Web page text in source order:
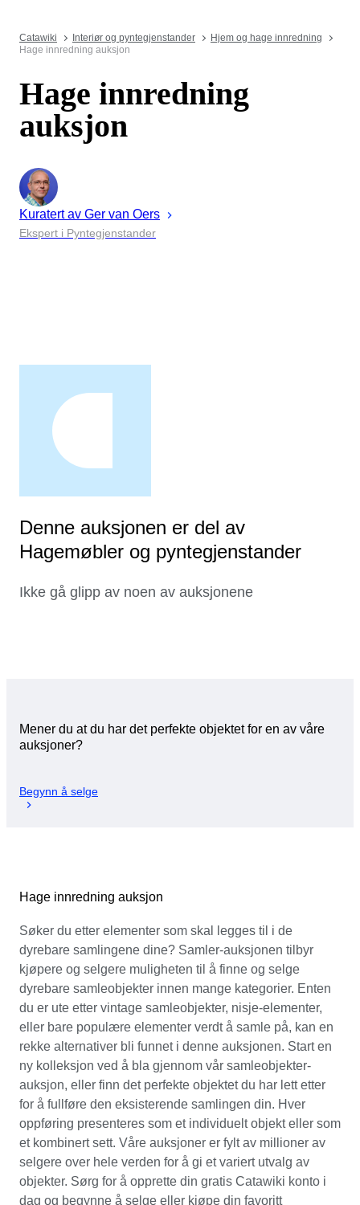
Catawiki Interiør og pyntegjenstander
Hjem og hage innredning
Hage innredning auksjon
Hage innredning
auksjon
Kuratert av Ger van Oers
Ekspert i Pyntegjenstander
Denne auksjonen er del av
Hagemøbler og pyntegjenstander
Ikke gå glipp av noen av auksjonene
Mener du at du har det perfekte objektet for en av våre
auksjoner?
Begynn å selge
Hage innredning auksjon
Søker du etter elementer som skal legges til i de
dyrebare samlingene dine? Samler-auksjonen tilbyr
kjøpere og selgere muligheten til å finne og selge
dyrebare samleobjekter innen mange kategorier. Enten
du er ute etter vintage samleobjekter, nisje-elementer,
eller bare populære elementer verdt å samle på, kan en
rekke alternativer bli funnet i denne auksjonen. Start en
ny kolleksjon ved å bla gjennom vår samleobjekter-
auksjon, eller finn det perfekte objektet du har lett etter
for å fullføre den eksisterende samlingen din. Hver
oppføring presenteres som et individuelt objekt eller som
et kombinert sett. Våre auksjoner er fylt av millioner av
selgere over hele verden for å gi et variert utvalg av
objekter. Sørg for å opprette din gratis Catawiki konto i
dag og begynne å selge eller kjøpe din favoritt